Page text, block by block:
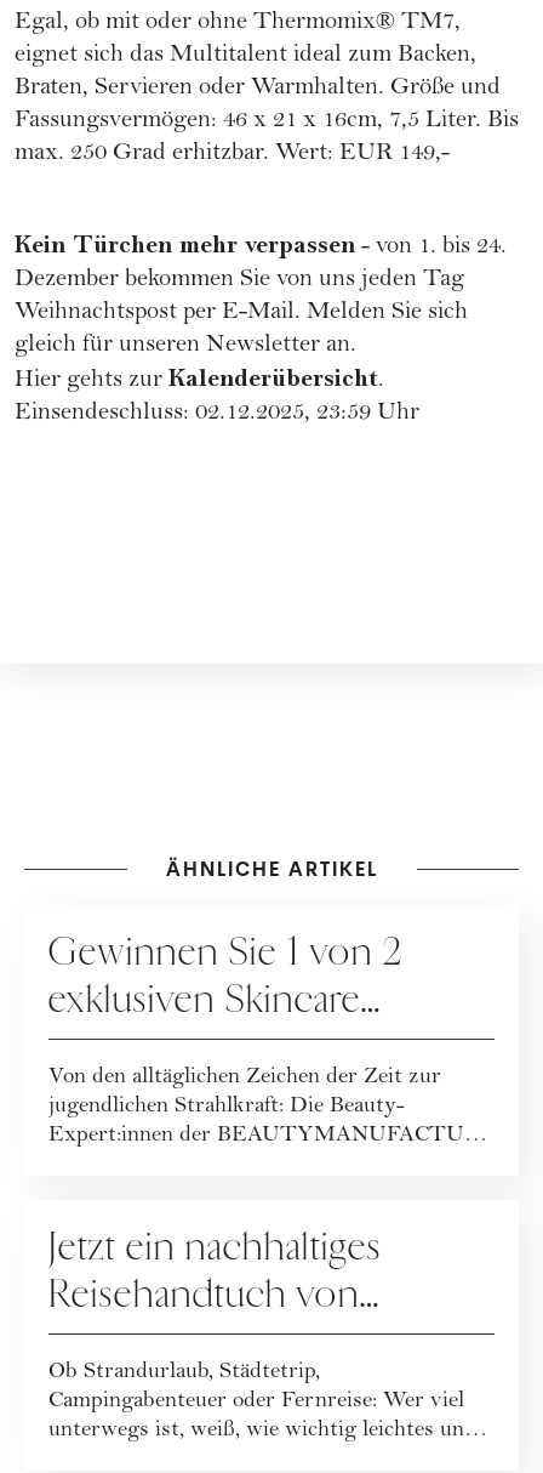
Egal, ob mit oder ohne Thermomix® TM7,
eignet sich das Multitalent ideal zum Backen,
Braten, Servieren oder Warmhalten. Größe und
Fassungsvermögen: 46 x 21 x 16cm, 7,5 Liter. Bis
max. 250 Grad erhitzbar. Wert: EUR 149,-
Kein Türchen mehr verpassen - von 1. bis 24.
Dezember bekommen Sie von uns jeden Tag
Weihnachtspost per E-Mail. Melden Sie sich
gleich für unseren Newsletter an.
Hier gehts zur Kalenderübersicht.
Einsendeschluss: 02.12.2025, 23:59 Uhr
ÄHNLICHE ARTIKEL
Gewinnen Sie 1 von 2
exklusiven Skincare
Packages der
BEAUTYMANUFACTUR!
Von den alltäglichen Zeichen der Zeit zur
jugendlichen Strahlkraft: Die Beauty-
Expert:innen der BEAUTYMANUFACTUR
Jetzt ein nachhaltiges
Reisehandtuch von
Buvanha gewinnen
Ob Strandurlaub, Städtetrip,
Campingabenteuer oder Fernreise: Wer viel
unterwegs ist, weiß, wie wichtig leichtes und